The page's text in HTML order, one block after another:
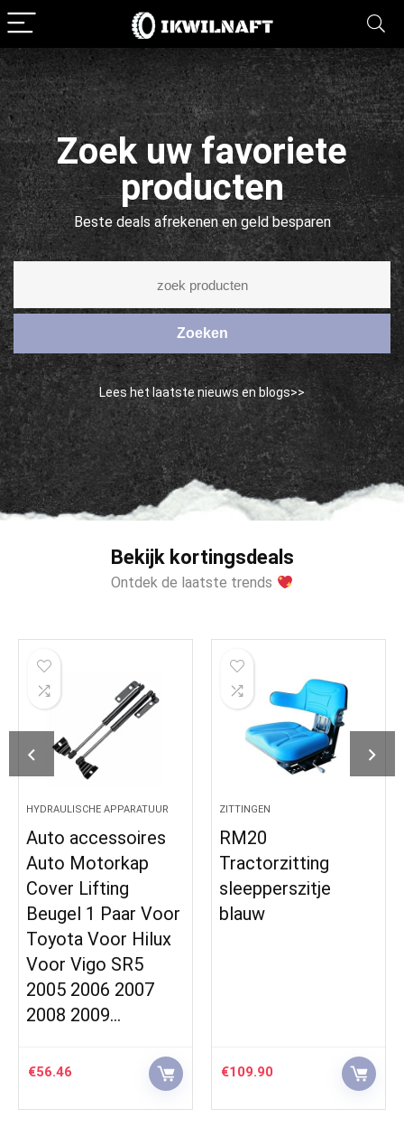
Zoek uw favoriete
producten
Beste deals afrekenen en geld besparen
Zoeken
Lees het laatste nieuws en blogs>>
Bekijk kortingsdeals
Ontdek de laatste trends
HYDRAULISCHE APPARATUUR
Auto accessoires
Auto Motorkap
Cover Lifting
Beugel 1 Paar Voor
Toyota Voor Hilux
Voor Vigo SR5
2005 2006 2007
2008 2009…
€56.46
ZITTINGEN
RM20
Tractorzitting
sleepperszitje
blauw
€109.90